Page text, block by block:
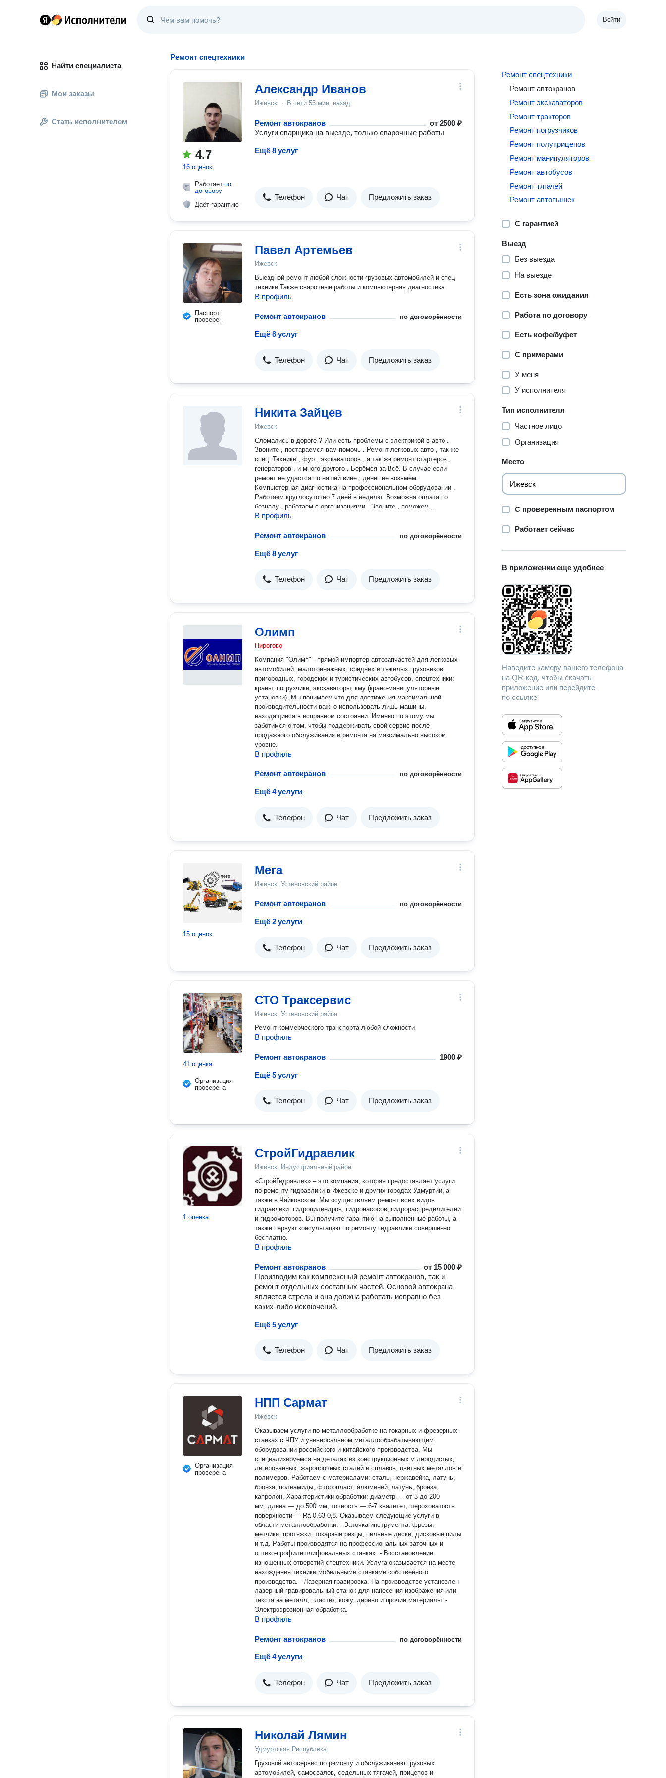
Войти
Найти специалиста
Мои заказы
Стать исполнителем
Ремонт спецтехники
4.7
16 оценок
Работает по
договору
Даёт гарантию
Александр Иванов
Ижевск · В сети 55 мин. назад
Ремонт автокранов от2500 ₽
Услуги сварщика на выезде, только сварочные работы
Ещё 8 услуг
Телефон Чат Предложить заказ
Паспорт
проверен
Павел Артемьев
Ижевск
Выездной ремонт любой сложности грузовых автомобилей и спец
техники Также сварочные работы и компьютерная диагностика
В профиль
Ремонт автокранов по договорённости
Ещё 8 услуг
Телефон Чат Предложить заказ
Никита Зайцев
Ижевск
Сломались в дороге ? Или есть проблемы с электрикой в авто .
Звоните , постараемся вам помочь . Ремонт легковых авто , так же
спец. Техники , фур , экскаваторов , а так же ремонт стартеров ,
генераторов , и много другого . Берёмся за Всё. В случае если
ремонт не удастся по нашей вине , денег не возьмём .
Компьютерная диагностика на профессиональном оборудовании .
Работаем круглосуточно 7 дней в неделю .Возможна оплата по
безналу , работаем с организациями . Звоните , поможем ...
В профиль
Ремонт автокранов по договорённости
Ещё 8 услуг
Телефон Чат Предложить заказ
Олимп
Пирогово
Компания "Олимп" - прямой импортер автозапчастей для легковых
автомобилей, малотоннажных, средних и тяжелых грузовиков,
пригородных, городских и туристических автобусов, спецтехники:
краны, погрузчики, экскаваторы, кму (крано-манипуляторные
установки). Мы понимаем что для достижения максимальной
производительности важно использовать лишь машины,
находящиеся в исправном состоянии. Именно по этому мы
заботимся о том, чтобы поддерживать свой сервис после
продажного обслуживания и ремонта на максимально высоком
уровне.
В профиль
Ремонт автокранов по договорённости
Ещё 4 услуги
Телефон Чат Предложить заказ
15 оценок
Мега
Ижевск, Устиновский район
Ремонт автокранов по договорённости
Ещё 2 услуги
Телефон Чат Предложить заказ
41 оценка
Организация
проверена
СТО Траксервис
Ижевск, Устиновский район
Ремонт коммерческого транспорта любой сложности
В профиль
Ремонт автокранов 1900 ₽
Ещё 5 услуг
Телефон Чат Предложить заказ
1 оценка
СтройГидравлик
Ижевск, Индустриальный район
«СтройГидравлик» – это компания, которая предоставляет услуги
по ремонту гидравлики в Ижевске и других городах Удмуртии, а
также в Чайковском. Мы осуществляем ремонт всех видов
гидравлики: гидроцилиндров, гидронасосов, гидрораспределителей
и гидромоторов. Вы получите гарантию на выполненные работы, а
также первую консультацию по ремонту гидравлики совершенно
бесплатно.
В профиль
Ремонт автокранов от 15 000 ₽
Производим как комплексный ремонт автокранов, так и
ремонт отдельных составных частей. Основой автокрана
является стрела и она должна работать исправно без
каких-либо исключений.
Ещё 5 услуг
Телефон Чат Предложить заказ
Организация
проверена
НПП Сармат
Ижевск
Оказываем услуги по металлообработке на токарных и фрезерных
станках с ЧПУ и универсальном металлообрабатывающем
оборудовании российского и китайского производства. Мы
специализируемся на деталях из конструкционных углеродистых,
лигированных, жаропрочных сталей и сплавов, цветных металлов и
полимеров. Работаем с материалами: сталь, нержавейка, латунь,
бронза, полиамиды, фторопласт, алюминий, латунь, бронза,
капролон. Характеристики обработки: диаметр — от 3 до 200
мм, длина — до 500 мм, точность — 6-7 квалитет, шероховатость
поверхности — Ra 0,63-0,8. Оказываем следующие услуги в
области металлообработки: - Заточка инструмента: фрезы,
метчики, протяжки, токарные резцы, пильные диски, дисковые пилы
и т.д. Работы производятся на профессиональных заточных и
оптико-профилешлифовальных станках. - Восстановление
изношенных отверстий спецтехники. Услуга оказывается на месте
нахождения техники мобильными станками собственного
производства. - Лазерная гравировка. На производстве установлен
лазерный гравировальный станок для нанесения изображения или
текста на металл, пластик, кожу, дерево и прочие материалы. -
Электроэрозионная обработка.
В профиль
Ремонт автокранов по договорённости
Ещё 4 услуги
Телефон Чат Предложить заказ
Николай Лямин
Удмуртская Республика
Грузовой автосервис по ремонту и обслуживанию грузовых
автомобилей, самосвалов, седельных тягачей, прицепов и
Ремонт спецтехники
Ремонт автокранов
Ремонт экскаваторов
Ремонт тракторов
Ремонт погрузчиков
Ремонт полуприцепов
Ремонт манипуляторов
Ремонт автобусов
Ремонт тягачей
Ремонт автовышек
С гарантией
Выезд
Без выезда
На выезде
Есть зона ожидания
Работа по договору
Есть кофе/буфет
С примерами
У меня
У исполнителя
Тип исполнителя
Частное лицо
Организация
Место
С проверенным паспортом
Работает сейчас
В приложении еще удобнее
Наведите камеру вашего телефона
на QR-код, чтобы скачать
приложение или перейдите
по ссылке